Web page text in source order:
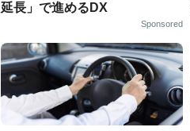
延長」で進めるDX
Sponsored